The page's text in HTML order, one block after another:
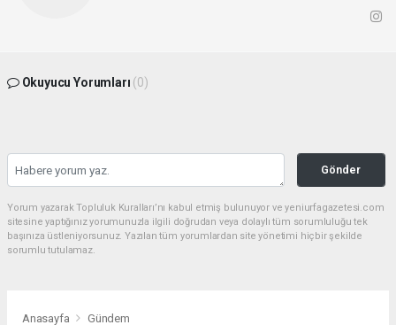
Okuyucu Yorumları (0)
Gönder
Yorum yazarak Topluluk Kuralları’nı kabul etmiş bulunuyor ve yeniurfagazetesi.com
sitesine yaptığınız yorumunuzla ilgili doğrudan veya dolaylı tüm sorumluluğu tek
başınıza üstleniyorsunuz. Yazılan tüm yorumlardan site yönetimi hiçbir şekilde
sorumlu tutulamaz.
Anasayfa Gündem